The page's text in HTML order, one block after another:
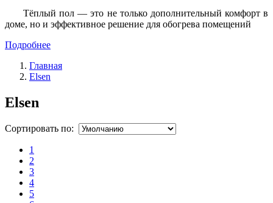
Тёплый пол — это не только дополнительный комфорт в
доме, но и эффективное решение для обогрева помещений
Подробнее
Главная
Elsen
Elsen
Сортировать по:
1
2
3
4
5